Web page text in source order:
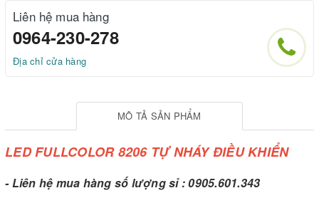
Liên hệ mua hàng
0964-230-278
Địa chỉ cửa hàng
MÔ TẢ SẢN PHẨM
LED FULLCOLOR 8206 TỰ NHÁY ĐIỀU KHIỂN
- Liên hệ mua hàng số lượng sỉ : 0905.601.343